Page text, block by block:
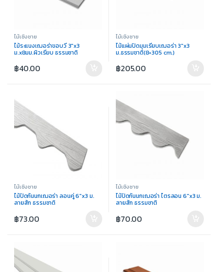
ไม้เชิงชาย
ไม้ระแนงเฌอร่าขอบวี 3″x3
ม.x8มม.ผิวเรียบ ธรรมชาติ
฿40.00
ไม้เชิงชาย
ไม้แผ่นปิดมุมเรียบเฌอร่า 3″x3
ม.ธรรมชาติ(8×305 cm.)
฿205.00
ไม้เชิงชาย
ไม้ปิดกันนกเฌอร่า ลอนคู่ 6″x3 ม.
ลายสัก ธรรมชาติ
฿73.00
ไม้เชิงชาย
ไม้ปิดกันนกเฌอร่า ไตรลอน 6″x3 ม.
ลายสัก ธรรมชาติ
฿70.00